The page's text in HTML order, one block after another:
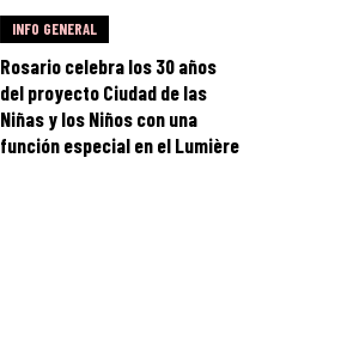
INFO GENERAL
Rosario celebra los 30 años
del proyecto Ciudad de las
Niñas y los Niños con una
función especial en el Lumière